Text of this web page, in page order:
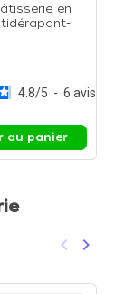
en
4.8/5 - 6 avis
au panier
Précédent
keyboard_arrow_left keyboard_arrow_right